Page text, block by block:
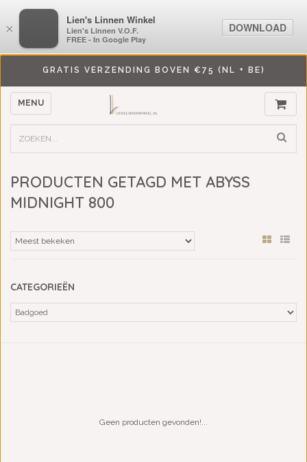
GRATIS VERZENDING BOVEN €75 (NL + BE)
MENU
PRODUCTEN GETAGD MET ABYSS
MIDNIGHT 800
CATEGORIEËN
Geen producten gevonden!...
×
LiensLinnenwinkel.nl
Lien's Linnen V.O.F.
FREE - In Google Play
DOWNLOAD
×
Lien's Linnen Winkel
Lien's Linnen V.O.F.
FREE - In Google Play
DOWNLOAD